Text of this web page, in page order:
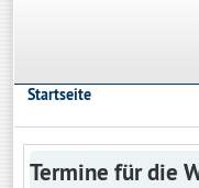
Startseite
Termine für die